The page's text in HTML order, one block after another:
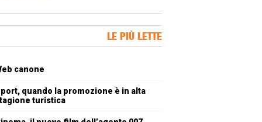
LE PIÙ LETTE
canone
quando la promozione è in alta
turistica